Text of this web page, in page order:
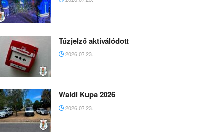
Tűzjelző aktiválódott
2026.07.23.
Waldi Kupa 2026
2026.07.23.